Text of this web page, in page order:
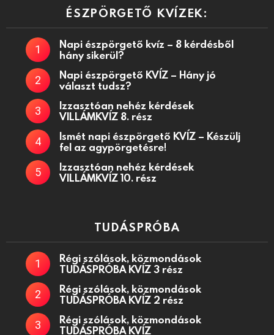
ÉSZPÖRGETŐ KVÍZEK:
Napi észpörgető kvíz – 8 kérdésből
hány sikerül?
Napi észpörgető KVÍZ – Hány jó
választ tudsz?
Izzasztóan nehéz kérdések
VILLÁMKVÍZ 8. rész
Ismét napi észpörgető KVÍZ – Készülj
fel az agypörgetésre!
Izzasztóan nehéz kérdések
VILLÁMKVÍZ 10. rész
TUDÁSPRÓBA
Régi szólások, közmondások
TUDÁSPRÓBA KVÍZ 3 rész
Régi szólások, közmondások
TUDÁSPRÓBA KVÍZ 2 rész
Régi szólások, közmondások
TUDÁSPRÓBA KVÍZ